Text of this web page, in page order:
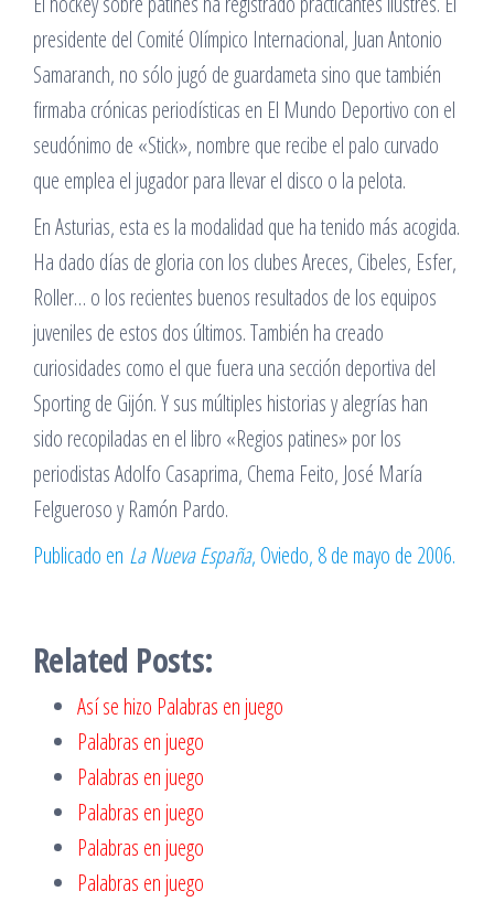
presidente del Comité Olímpico Internacional, Juan Antonio
Samaranch, no sólo jugó de guardameta sino que también
firmaba crónicas periodísticas en El Mundo Deportivo con el
seudónimo de «Stick», nombre que recibe el palo curvado
que emplea el jugador para llevar el disco o la pelota.
En Asturias, esta es la modalidad que ha tenido más acogida.
Ha dado días de gloria con los clubes Areces, Cibeles, Esfer,
Roller… o los recientes buenos resultados de los equipos
juveniles de estos dos últimos. También ha creado
curiosidades como el que fuera una sección deportiva del
Sporting de Gijón. Y sus múltiples historias y alegrías han
sido recopiladas en el libro «Regios patines» por los
periodistas Adolfo Casaprima, Chema Feito, José María
Felgueroso y Ramón Pardo.
Publicado en La Nueva España, Oviedo, 8 de mayo de 2006.
Related Posts:
Así se hizo Palabras en juego
Palabras en juego
Palabras en juego
Palabras en juego
Palabras en juego
Palabras en juego